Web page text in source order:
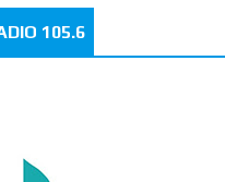
105.6